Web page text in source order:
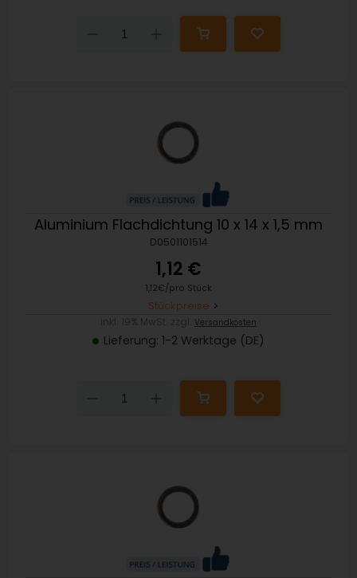
Down
Aluminium Flachdichtung 10 x 14 x 1,5 mm
D0501101514
1,12 €
1,12€/pro Stück
Stückpreise
Versandkosten
Lieferung: 1-2 Werktage (DE)
Down